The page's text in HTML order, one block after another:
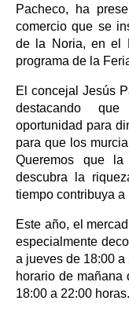
Pacheco, ha
comercio que se
de la Noria, en el
programa de la
El concejal Jesús
destacando
oportunidad para
para que los
Queremos que
descubra la
tiempo contribuya
Este año, el
especialmente
a jueves de 18:00
horario de mañana
18:00 a 22:00 horas.